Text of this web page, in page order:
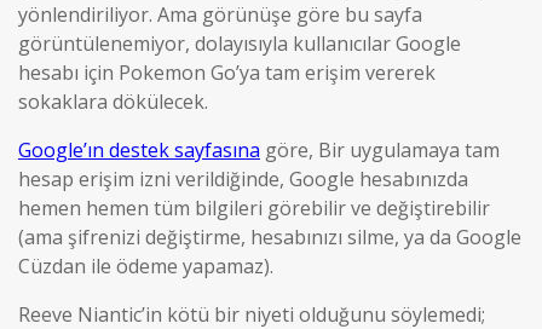
yönlendiriliyor. Ama görünüşe göre bu sayfa
görüntülenemiyor, dolayısıyla kullanıcılar Google
hesabı için Pokemon Go’ya tam erişim vererek
sokaklara dökülecek.
Google’ın destek sayfasına göre, Bir uygulamaya tam
hesap erişim izni verildiğinde, Google hesabınızda
hemen hemen tüm bilgileri görebilir ve değiştirebilir
(ama şifrenizi değiştirme, hesabınızı silme, ya da Google
Cüzdan ile ödeme yapamaz).
Reeve Niantic’in kötü bir niyeti olduğunu söylemedi;